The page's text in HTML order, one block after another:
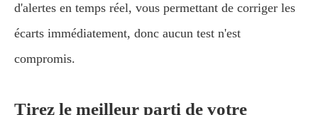
d'alertes en temps réel, vous permettant de corriger les
écarts immédiatement, donc aucun test n'est
compromis.
Tirez le meilleur parti de votre